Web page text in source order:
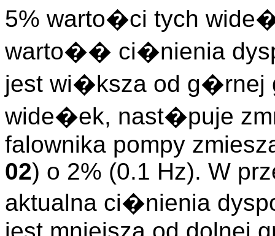
5% warto�ci tych
warto�� ci�nienia
jest wi�ksza od g�rnej
wide�ek, nast�puje
falownika pompy
02) o 2% (0.1 Hz). W
aktualna ci�nienia